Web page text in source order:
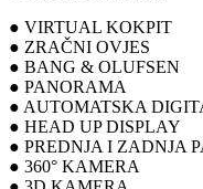
● VIRTUAL KOKPIT
● ZRAČNI OVJES
● BANG & OLUFSEN
● PANORAMA
● AUTOMATSKA
● HEAD UP DISPLAY
● PREDNJA I ZADNJA
● 360° KAMERA